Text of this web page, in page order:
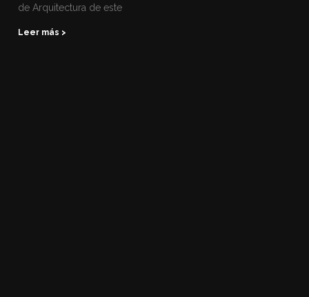
de Arquitectura de este
Leer más >